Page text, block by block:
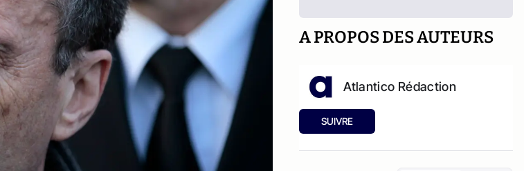
A PROPOS DES AUTEURS
Atlantico Rédaction
SUIVRE